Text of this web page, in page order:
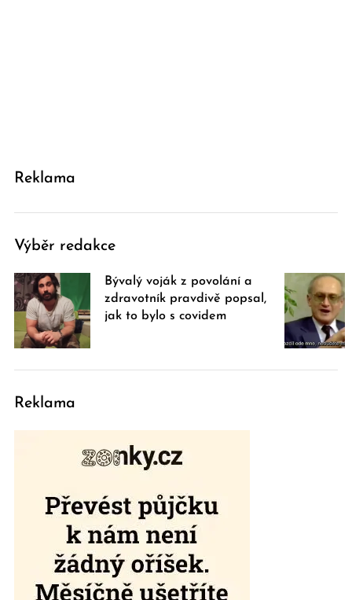
Reklama
Výběr redakce
Bývalý voják z povolání a
zdravotník pravdivě popsal,
jak to bylo s covidem
Reklama